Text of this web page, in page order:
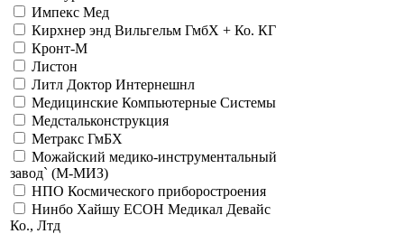
Импекс Мед
Кирхнер энд Вильгельм ГмбХ + Ко. КГ
Кронт-М
Листон
Литл Доктор Интернешнл
Медицинские Компьютерные Системы
Медстальконструкция
Метракс ГмБХ
Можайский медико-инструментальный
завод` (М-МИЗ)
НПО Космического приборостроения
Нинбо Хайшу ЕСОН Медикал Девайс
Ко., Лтд